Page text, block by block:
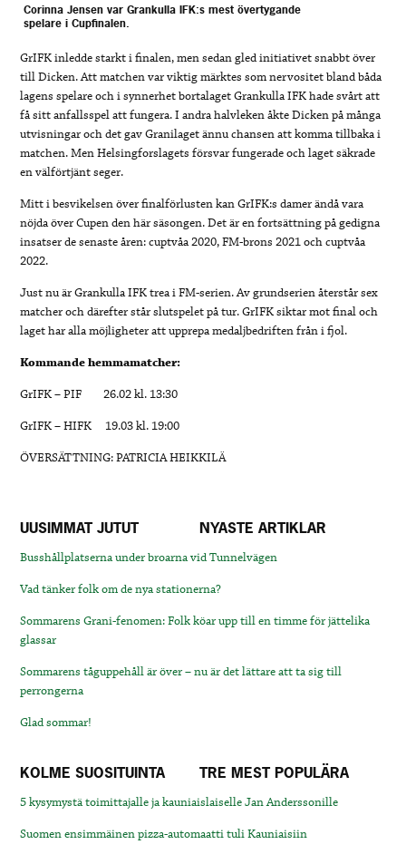
Corinna Jensen var Grankulla IFK:s mest övertygande
spelare i Cupfinalen.
GrIFK inledde starkt i finalen, men sedan gled initiativet snabbt över
till Dicken. Att matchen var viktig märktes som nervositet bland båda
lagens spelare och i synnerhet bortalaget Grankulla IFK hade svårt att
få sitt anfallsspel att fungera. I andra halvleken åkte Dicken på många
utvisningar och det gav Granilaget ännu chansen att komma tillbaka i
matchen. Men Helsingforslagets försvar fungerade och laget säkrade
en välförtjänt seger.
Mitt i besvikelsen över finalförlusten kan GrIFK:s damer ändå vara
nöjda över Cupen den här säsongen. Det är en fortsättning på gedigna
insatser de senaste åren: cuptvåa 2020, FM-brons 2021 och cuptvåa
2022.
Just nu är Grankulla IFK trea i FM-serien. Av grundserien återstår sex
matcher och därefter står slutspelet på tur. GrIFK siktar mot final och
laget har alla möjligheter att upprepa medaljbedriften från i fjol.
Kommande hemmamatcher:
GrIFK – PIF 26.02 kl. 13:30
GrIFK – HIFK 19.03 kl. 19:00
ÖVERSÄTTNING: PATRICIA HEIKKILÄ
UUSIMMAT JUTUT NYASTE ARTIKLAR
Busshållplatserna under broarna vid Tunnelvägen
Vad tänker folk om de nya stationerna?
Sommarens Grani-fenomen: Folk köar upp till en timme för jättelika
glassar
Sommarens tåguppehåll är över – nu är det lättare att ta sig till
perrongerna
Glad sommar!
KOLME SUOSITUINTA TRE MEST POPULÄRA
5 kysymystä toimittajalle ja kauniaislaiselle Jan Anderssonille
Suomen ensimmäinen pizza-automaatti tuli Kauniaisiin